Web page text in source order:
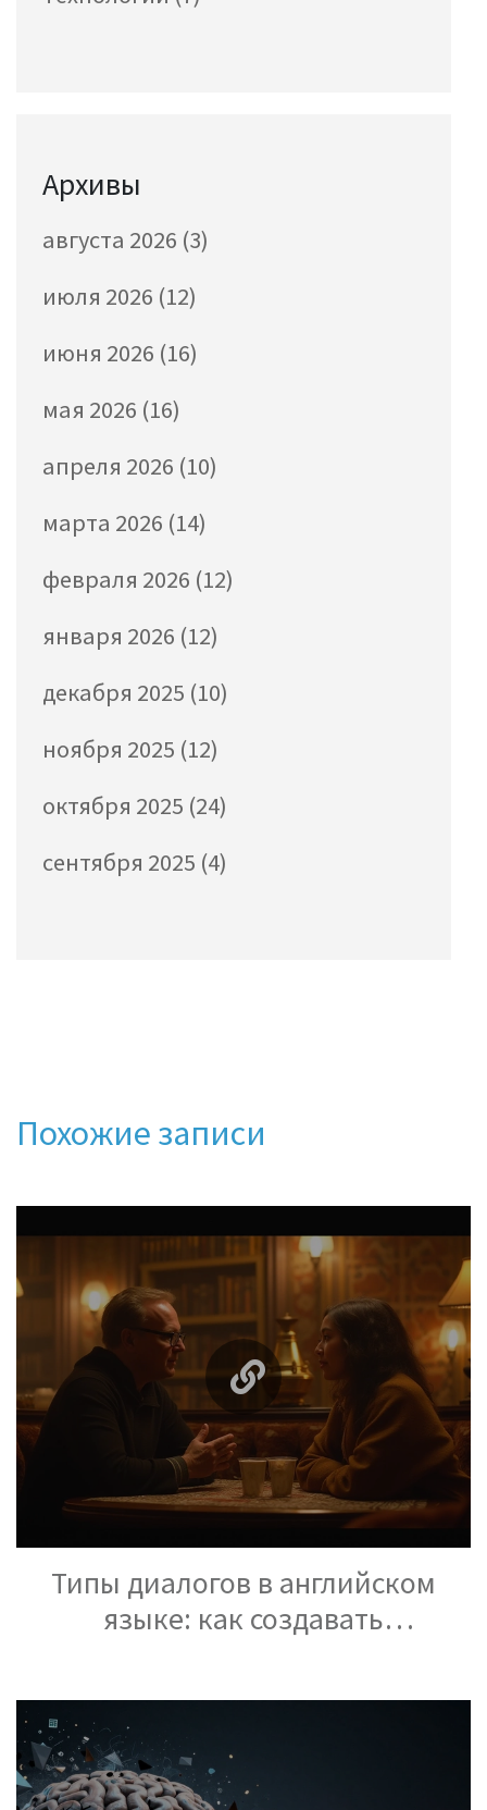
Архивы
августа 2026 (3)
июля 2026 (12)
июня 2026 (16)
мая 2026 (16)
апреля 2026 (10)
марта 2026 (14)
февраля 2026 (12)
января 2026 (12)
декабря 2025 (10)
ноября 2025 (12)
октября 2025 (24)
сентября 2025 (4)
Похожие записи
Типы диалогов в английском
языке: как создавать